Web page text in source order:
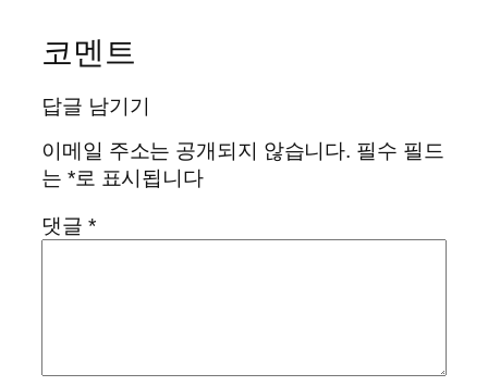
코멘트
답글 남기기
이메일 주소는 공개되지 않습니다. 필수 필드
는 *로 표시됩니다
댓글 *